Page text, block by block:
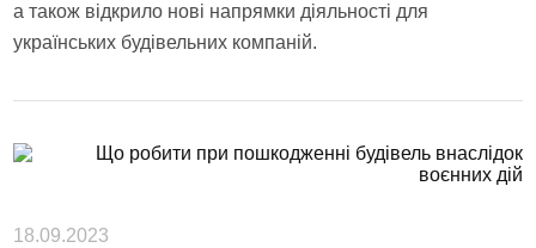
а також відкрило нові напрямки діяльності для
українських будівельних компаній.
18.09.2023